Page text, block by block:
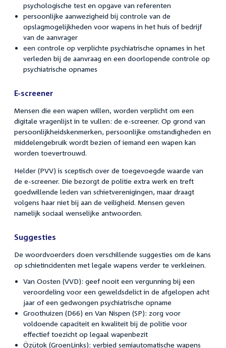
psychologische test en opgave van referenten
persoonlijke aanwezigheid bij controle van de
opslagmogelijkheden voor wapens in het huis of bedrijf
van de aanvrager
een controle op verplichte psychiatrische opnames in het
verleden bij de aanvraag en een doorlopende controle op
psychiatrische opnames
E-screener
Mensen die een wapen willen, worden verplicht om een
digitale vragenlijst in te vullen: de e-screener. Op grond van
persoonlijkheidskenmerken, persoonlijke omstandigheden en
middelengebruik wordt bezien of iemand een wapen kan
worden toevertrouwd.
Helder (PVV) is sceptisch over de toegevoegde waarde van
de e-screener. Die bezorgt de politie extra werk en treft
goedwillende leden van schietverenigingen, maar draagt
volgens haar niet bij aan de veiligheid. Mensen geven
namelijk sociaal wenselijke antwoorden.
Suggesties
De woordvoerders doen verschillende suggesties om de kans
op schietincidenten met legale wapens verder te verkleinen.
Van Oosten (VVD): geef nooit een vergunning bij een
veroordeling voor een geweldsdelict in de afgelopen acht
jaar of een gedwongen psychiatrische opname
Groothuizen (D66) en Van Nispen (SP): zorg voor
voldoende capaciteit en kwaliteit bij de politie voor
effectief toezicht op legaal wapenbezit
Özütok (GroenLinks): verbied semiautomatische wapens